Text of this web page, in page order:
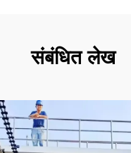
संबंधित लेख